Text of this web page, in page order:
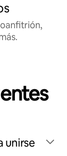
unirse